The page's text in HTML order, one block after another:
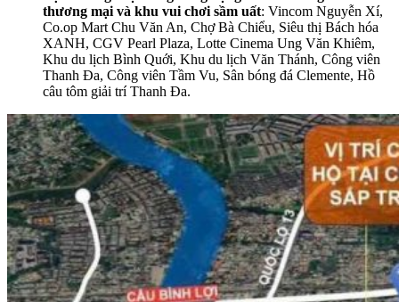
thương mại và khu vui chơi sầm uất: Vincom Nguyễn Xí,
Co.op Mart Chu Văn An, Chợ Bà Chiểu, Siêu thị Bách hóa
XANH, CGV Pearl Plaza, Lotte Cinema Ung Văn Khiêm,
Khu du lịch Bình Quới, Khu du lịch Văn Thánh, Công viên
Thanh Đa, Công viên Tầm Vu, Sân bóng đá Clemente, Hồ
câu tôm giải trí Thanh Đa.